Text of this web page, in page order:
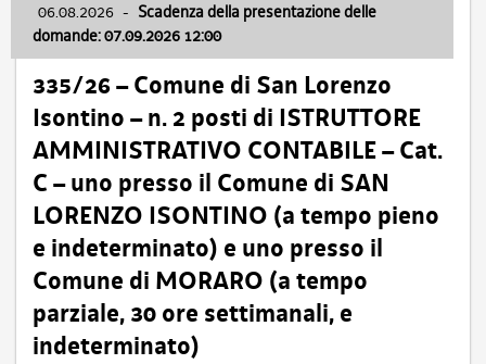
06.08.2026 - Scadenza della presentazione delle
domande: 07.09.2026 12:00
335/26 – Comune di San Lorenzo
Isontino – n. 2 posti di ISTRUTTORE
AMMINISTRATIVO CONTABILE – Cat.
C – uno presso il Comune di SAN
LORENZO ISONTINO (a tempo pieno
e indeterminato) e uno presso il
Comune di MORARO (a tempo
parziale, 30 ore settimanali, e
indeterminato)